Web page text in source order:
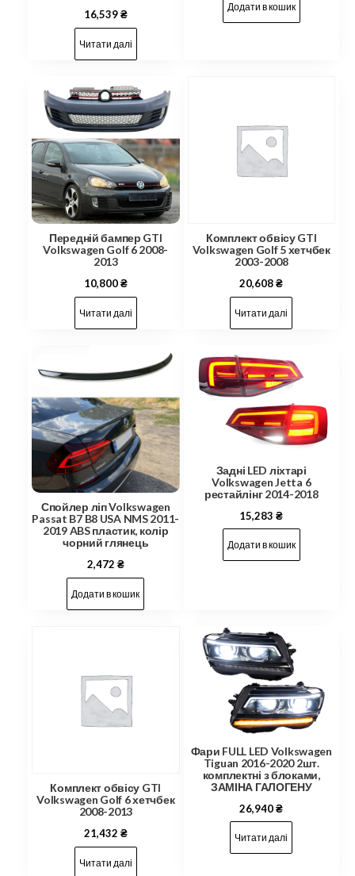
16,539₴
Читати далі
Додати в кошик
Передній бампер GTI
Volkswagen Golf 6 2008-
2013
10,800₴
Читати далі
Комплект обвісу GTI
Volkswagen Golf 5 хетчбек
2003-2008
20,608₴
Читати далі
Спойлер ліп Volkswagen
Passat B7 B8 USA NMS 2011-
2019 ABS пластик, колір
чорний глянець
2,472 ₴
Додати в кошик
Задні LED ліхтарі
Volkswagen Jetta 6
рестайлінг 2014-2018
15,283₴
Додати в кошик
Комплект обвісу GTI
Volkswagen Golf 6 хетчбек
2008-2013
21,432 ₴
Читати далі
Фари FULL LED Volkswagen
Tiguan 2016-2020 2шт.
комплектні з блоками,
ЗАМІНА ГАЛОГЕНУ
26,940₴
Читати далі